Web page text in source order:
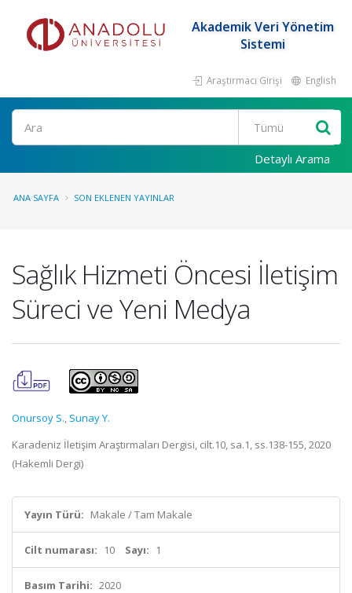
Akademik Veri Yönetim
Sistemi
Araştırmacı Girişi English
Ara
Detaylı Arama
ANA SAYFA SON EKLENEN YAYINLAR
Sağlık Hizmeti Öncesi İletişim
Süreci ve Yeni Medya
Onursoy S., Sunay Y.
Karadeniz İletişim Araştırmaları Dergisi, cilt.10, sa.1, ss.138-155, 2020
(Hakemli Dergi)
Yayın Türü: Makale / Tam Makale
Cilt numarası: 10 Sayı: 1
Basım Tarihi: 2020